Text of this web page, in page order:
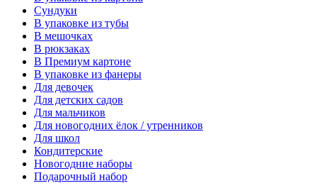
Сундуки
В упаковке из тубы
В мешочках
В рюкзаках
В Премиум картоне
В упаковке из фанеры
Для девочек
Для детских садов
Для мальчиков
Для новогодних ёлок / утренников
Для школ
Кондитерские
Новогодние наборы
Подарочный набор